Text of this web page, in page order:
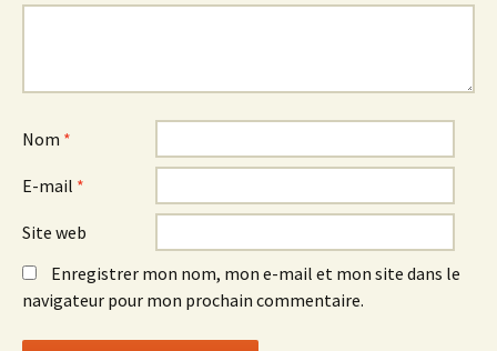
Nom *
E-mail *
Site web
Enregistrer mon nom, mon e-mail et mon site dans le
navigateur pour mon prochain commentaire.